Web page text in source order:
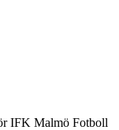
IFK Malmö Fotboll